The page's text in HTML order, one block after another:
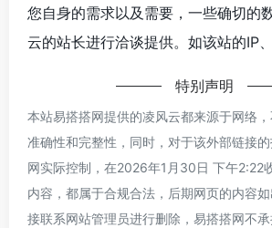
您自身的需求以及需要，一些确切的
云的站长进行洽谈提供。如该站的IP
特别声明
本站易搭搭网提供的凌风云都来源于网络
准确性和完整性，同时，对于该外部链接
网实际控制，在2026年1月30日 下午2:22
内容，都属于合规合法，后期网页的内容
接联系网站管理员进行删除，易搭搭网不承